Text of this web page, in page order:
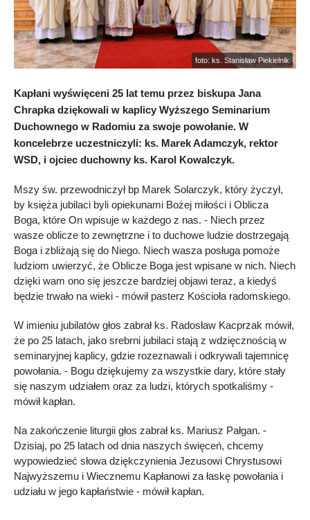
foto: ks. Stanisław Piekielnik
Kapłani wyświęceni 25 lat temu przez biskupa Jana
Chrapka dziękowali w kaplicy Wyższego Seminarium
Duchownego w Radomiu za swoje powołanie. W
koncelebrze uczestniczyli: ks. Marek Adamczyk, rektor
WSD, i ojciec duchowny ks. Karol Kowalczyk.
Mszy św. przewodniczył bp Marek Solarczyk, który życzył,
by księża jubilaci byli opiekunami Bożej miłości i Oblicza
Boga, które On wpisuje w każdego z nas. - Niech przez
wasze oblicze to zewnętrzne i to duchowe ludzie dostrzegają
Boga i zbliżają się do Niego. Niech wasza posługa pomoże
ludziom uwierzyć, że Oblicze Boga jest wpisane w nich. Niech
dzięki wam ono się jeszcze bardziej objawi teraz, a kiedyś
będzie trwało na wieki - mówił pasterz Kościoła radomskiego.
W imieniu jubilatów głos zabrał ks. Radosław Kacprzak mówił,
że po 25 latach, jako srebrni jubilaci stają z wdzięcznością w
seminaryjnej kaplicy, gdzie rozeznawali i odkrywali tajemnicę
powołania. - Bogu dziękujemy za wszystkie dary, które stały
się naszym udziałem oraz za ludzi, których spotkaliśmy -
mówił kapłan.
Na zakończenie liturgii głos zabrał ks. Mariusz Pałgan. -
Dzisiaj, po 25 latach od dnia naszych święceń, chcemy
wypowiedzieć słowa dziękczynienia Jezusowi Chrystusowi
Najwyższemu i Wiecznemu Kapłanowi za łaskę powołania i
udziału w jego kapłaństwie - mówił kapłan.